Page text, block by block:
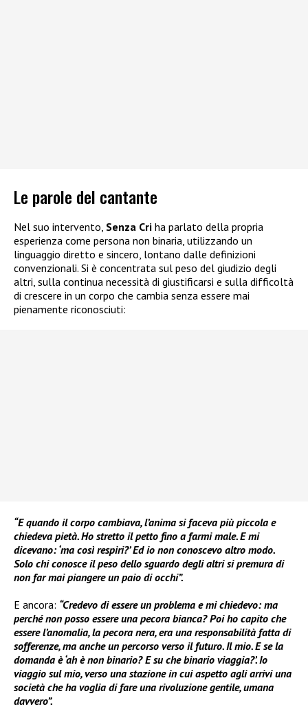
Le parole del cantante
Nel suo intervento, Senza Cri ha parlato della propria
esperienza come persona non binaria, utilizzando un
linguaggio diretto e sincero, lontano dalle definizioni
convenzionali. Si è concentrata sul peso del giudizio degli
altri, sulla continua necessità di giustificarsi e sulla difficoltà
di crescere in un corpo che cambia senza essere mai
pienamente riconosciuti:
“E quando il corpo cambiava, l’anima si faceva più piccola e
chiedeva pietà. Ho stretto il petto fino a farmi male. E mi
dicevano: ‘ma così respiri?’ Ed io non conoscevo altro modo.
Solo chi conosce il peso dello sguardo degli altri si premura di
non far mai piangere un paio di occhi”.
E ancora: “Credevo di essere un problema e mi chiedevo: ma
perché non posso essere una pecora bianca? Poi ho capito che
essere l’anomalia, la pecora nera, era una responsabilità fatta di
sofferenze, ma anche un percorso verso il futuro. Il mio. E se la
domanda è ‘ah è non binario? E su che binario viaggia?’. Io
viaggio sul mio, verso una stazione in cui aspetto agli arrivi una
società che ha voglia di fare una rivoluzione gentile, umana
davvero”.